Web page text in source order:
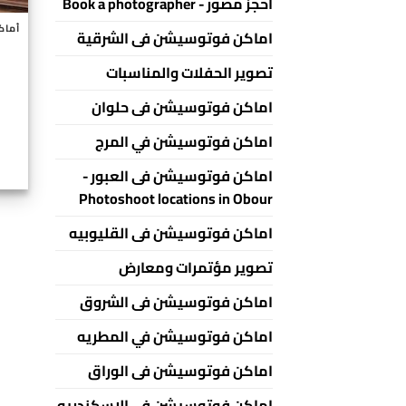
اماكن فوتوسيشن فى الشرقية
تصوير الحفلات والمناسبات
اماكن فوتوسيشن فى حلوان
اماكن فوتوسيشن في المرج
اماكن فوتوسيشن فى العبور -
Photoshoot locations in Obour
اماكن فوتوسيشن فى القليوبيه
تصوير مؤتمرات ومعارض
اماكن فوتوسيشن فى الشروق
اماكن فوتوسيشن في المطريه
اماكن فوتوسيشن فى الوراق